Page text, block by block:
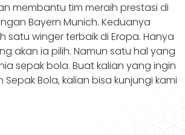
membantu tim meraih prestasi di
Bayern Munich. Keduanya
winger terbaik di Eropa. Hanya
akan ia pilih. Namun satu hal yang
sepak bola. Buat kalian yang ingin
Bola, kalian bisa kunjungi kami